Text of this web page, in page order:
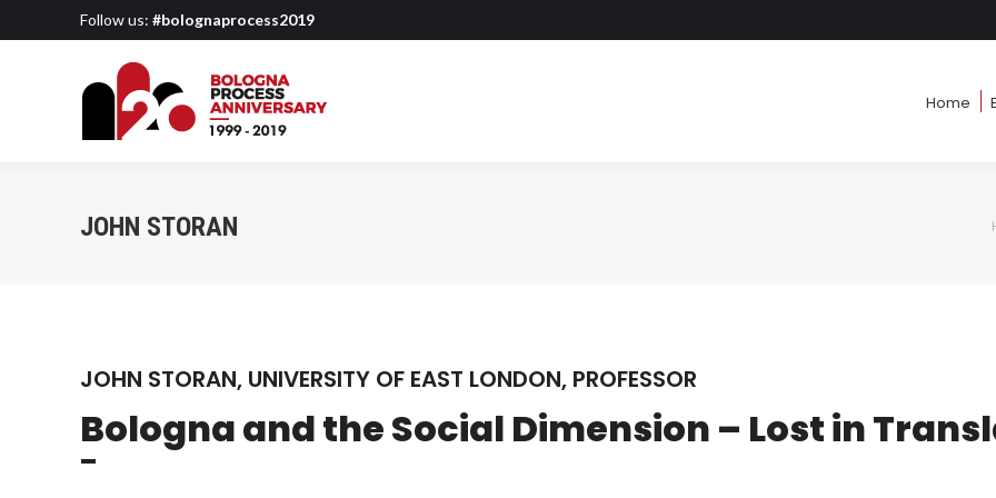
Follow us: #bolognaprocess2019
Home
JOHN STORAN
JOHN STORAN, UNIVERSITY OF EAST LONDON, PROFESSOR
Bologna and the Social Dimension – Lost in
¯
Home